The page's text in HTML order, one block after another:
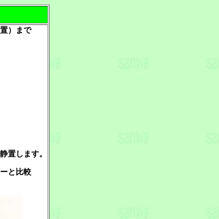
）まで
置します。
と比較